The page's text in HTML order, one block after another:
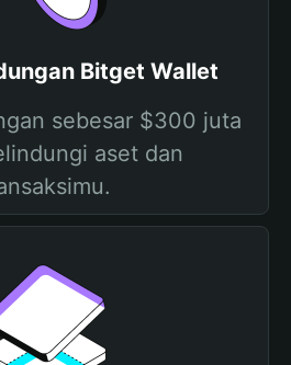
Bitget Wallet
sebesar $300 juta
aset dan